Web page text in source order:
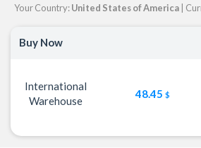
Your Country:United States of America|
Buy Now
International
Warehouse
48.45 $